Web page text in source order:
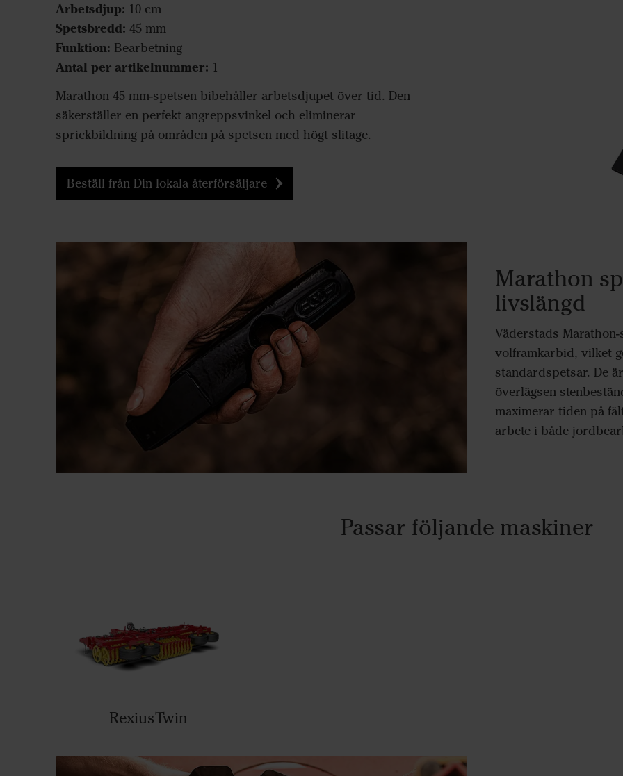
Arbetsdjup: 10 cm
Spetsbredd: 45 mm
Funktion: Bearbetning
Antal per artikelnummer: 1
Marathon 45 mm-spetsen bibehåller arbetsdjupet över tid. Den
säkerställer en perfekt angreppsvinkel och eliminerar
sprickbildning på områden på spetsen med högt slitage.
Beställ från Din lokala återförsäljare
Marathon
livslängd
Väderstads
volframkarbid, vilket
standardspetsar. De
överlägsen
maximerar tiden på
arbete i både
Passar följande maskiner
RexiusTwin